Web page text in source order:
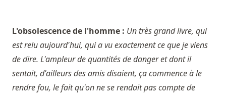
L'obsolescence de l'homme : Un très grand livre, qui
est relu aujourd'hui, qui a vu exactement ce que je viens
de dire. L'ampleur de quantités de danger et dont il
sentait, d'ailleurs des amis disaient, ça commence à le
rendre fou, le fait qu'on ne se rendait pas compte de